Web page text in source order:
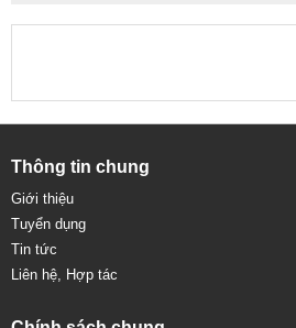
Thông tin chung
Giới thiệu
Tuyển dụng
Tin tức
Liên hệ, Hợp tác